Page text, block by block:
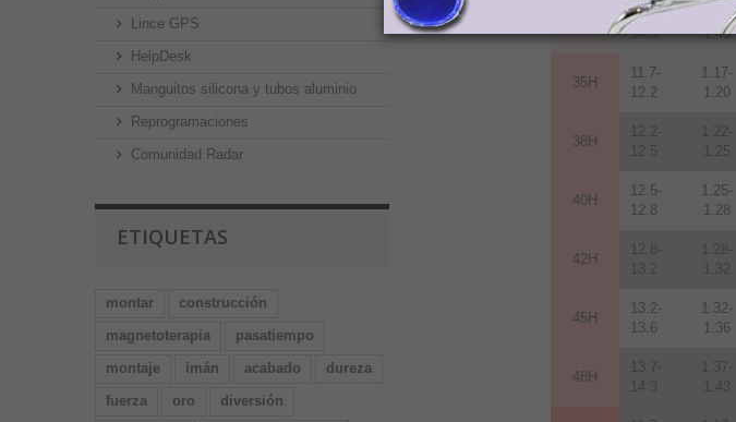
Lince GPS
HelpDesk
Manguitos silicona y tubos aluminio
Reprogramaciones
Comunidad Radar
ETIQUETAS
montar
construcción
magnetoterapia
pasatiempo
montaje
imán acabado
dureza
fuerza
oro
diversión
14.0-
14.5
1.40-
1.45
35H
11.7-
12.2
1.17-
1.20
38H
12.2-
12.5
1.22-
1.25
40H
12.5-
12.8
1.25-
1.28
42H
12.8-
13.2
1.28-
1.32
45H
13.2-
13.6
1.32-
1.36
48H
13.7-
14.3
1.37-
1.43